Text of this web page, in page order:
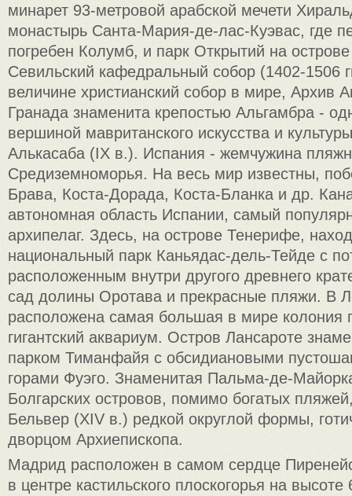
минарет 93-метровой арабской мечети
монастырь Санта-Мария-де-лас-Куэвас, где
погребен Колумб, и парк Открытий на
Севильский кафедральный собор (1402-1506
величине христианский собор в мире, Архив
Гранада знаменита крепостью Альгамбра -
вершиной мавританского искусства и
Алькасаба (IX в.). Испания - жемчужина
Средиземноморья. На весь мир известны,
Брава, Коста-Дорада, Коста-Бланка и др.
автономная область Испании, самый
архипелаг. Здесь, на острове Тенерифе,
национальный парк Каньядас-дель-Тейде с
расположенным внутри другого древнего
сад долины Оротава и прекрасные пляжи. В
расположена самая большая в мире колония
гигантский аквариум. Остров Лансароте
парком Тиманфайя с обсидиановыми
горами Фуэго. Знаменитая Пальма-де-
Болгарских островов, помимо богатых
Бельвер (XIV в.) редкой округлой формы,
дворцом Архиепископа.
Мадрид расположен в самом сердце
в центре кастильского плоскогорья на